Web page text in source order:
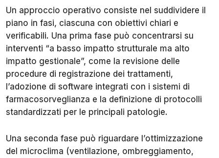
Un approccio operativo consiste nel suddividere il
piano in fasi, ciascuna con obiettivi chiari e
verificabili. Una prima fase può concentrarsi su
interventi “a basso impatto strutturale ma alto
impatto gestionale”, come la revisione delle
procedure di registrazione dei trattamenti,
l’adozione di software integrati con i sistemi di
farmacosorveglianza e la definizione di protocolli
standardizzati per le principali patologie.
Una seconda fase può riguardare l’ottimizzazione
del microclima (ventilazione, ombreggiamento,